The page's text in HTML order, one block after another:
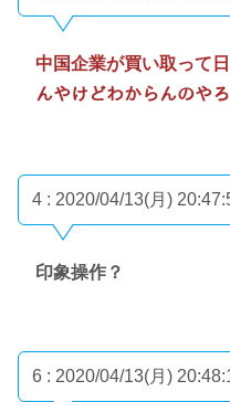
中国企業が買い取って
んやけどわからんのや
4 : 2020/04/13(月)
印象操作？
6 : 2020/04/13(月)